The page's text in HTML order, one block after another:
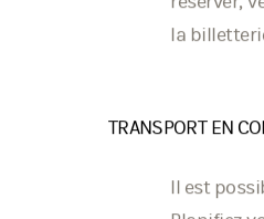
réserver,
la
TRANSPORT EN
Il est